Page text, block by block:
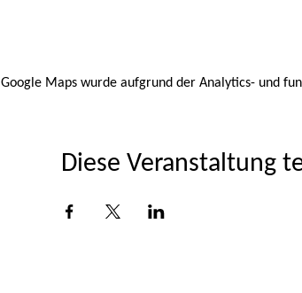
Google Maps wurde aufgrund der Analytics- und
Diese Veranstaltung